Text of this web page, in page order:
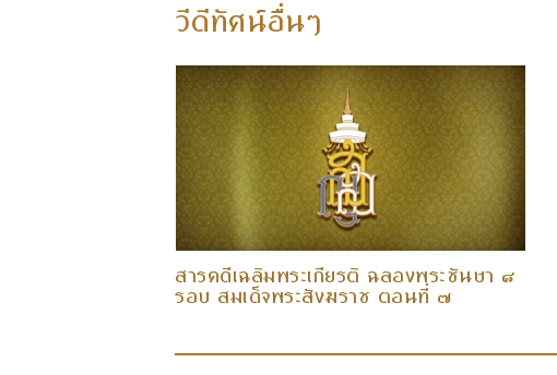
วีดีทัศน์อื่นๆ
สารคดีเฉลิมพระเกียรติ ฉลองพระชันษา ๘
รอบ สมเด็จพระสังฆราช ตอนที่ ๗